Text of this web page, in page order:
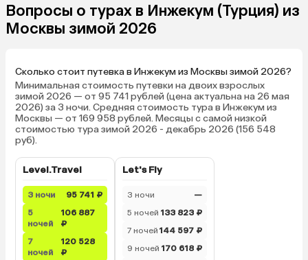
Вопросы о турах в Инжекум (Турция) из
Москвы зимой 2026
Сколько стоит путевка в Инжекум из Москвы зимой 2026?
Минимальная стоимость путевки на двоих взрослых
зимой 2026 — от 95 741 рублей (цена актуальна на 26 мая
2026) за 3 ночи. Средняя стоимость тура в Инжекум из
Москвы — от 169 958 рублей. Месяцы с самой низкой
стоимостью тура зимой 2026 - декабрь 2026 (156 548
руб).
Level.Travel
3 ночи
95 741 ₽
5
ночей
106 887
₽
7
ночей
120 528
₽
Let's Fly
3 ночи
—
5 ночей 133 823 ₽
7 ночей 144 597 ₽
9 ночей 170 618 ₽